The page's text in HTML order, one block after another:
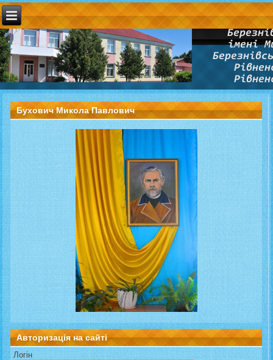
Бухович Микола Павлович
Авторизація на сайті
Логін